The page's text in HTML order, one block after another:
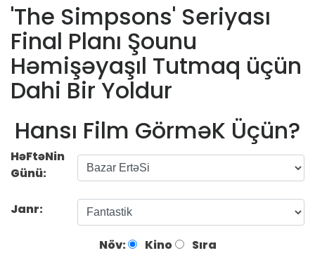
'The Simpsons' Seriyası
Final Planı Şounu
Həmişəyaşıl Tutmaq üçün
Dahi Bir Yoldur
Hansı Film GörməK Üçün?
HəFtəNin
Günü:
Janr:
Növ: Kino Sıra